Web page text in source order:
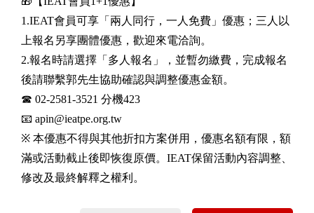
1.IEAT會員可享「兩人同行，一人免費」優惠；三人以
上報名另享團體優惠，歡迎來電洽詢。
2.報名時請選擇「多人報名」，並暫勿繳費，完成報名
後請聯繫郭先生協助確認與調整優惠金額。
☎ 02-2581-3521 分機423
📧 apin@ieatpe.org.tw
※ 本優惠不得與其他折扣方案併用，優惠名額有限，額
滿或活動截止後即恢復原價。IEAT保留活動內容調整、
修改及最終解釋之權利。